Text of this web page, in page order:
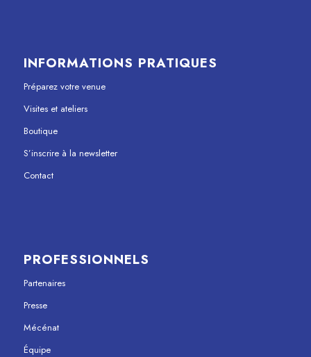
INFORMATIONS PRATIQUES
Préparez votre venue
Visites et ateliers
Boutique
S’inscrire à la newsletter
Contact
PROFESSIONNELS
Partenaires
Presse
Mécénat
Équipe